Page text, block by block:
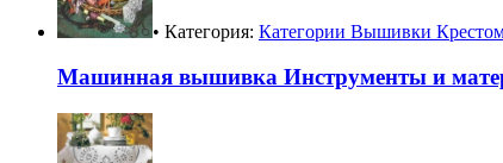
• Категория: Категории Вышивки
Машинная вышивка Инструменты и